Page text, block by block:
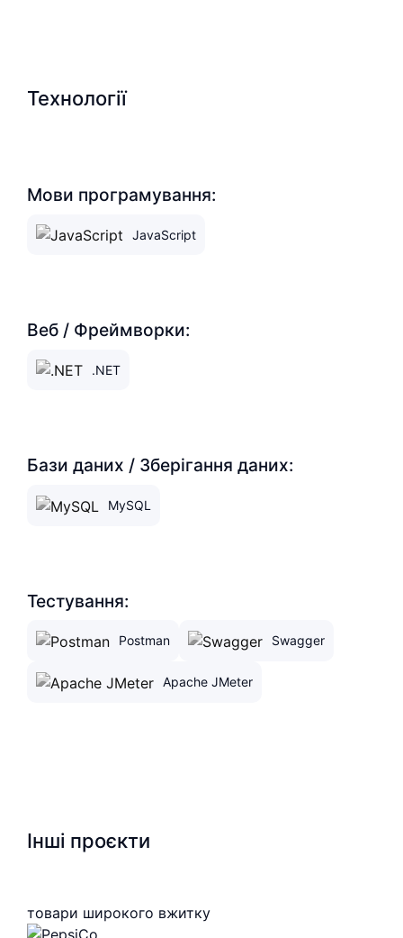
Технології
Мови програмування:
JavaScript
Веб / Фреймворки:
.NET
Бази даних / Зберігання даних:
MySQL
Тестування:
Postman Swagger
Apache JMeter
Інші проєкти
товари широкого вжитку